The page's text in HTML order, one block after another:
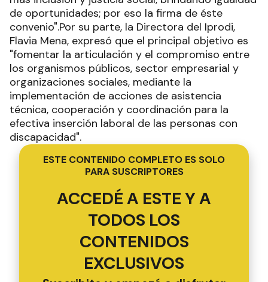
de oportunidades; por eso la firma de éste
convenio".Por su parte, la Directora del Iprodi,
Flavia Mena, expresó que el principal objetivo es
"fomentar la articulación y el compromiso entre
los organismos públicos, sector empresarial y
organizaciones sociales, mediante la
implementación de acciones de asistencia
técnica, cooperación y coordinación para la
efectiva inserción laboral de las personas con
discapacidad".
ESTE CONTENIDO COMPLETO ES SOLO
PARA SUSCRIPTORES
ACCEDÉ A ESTE Y A
TODOS LOS
CONTENIDOS
EXCLUSIVOS